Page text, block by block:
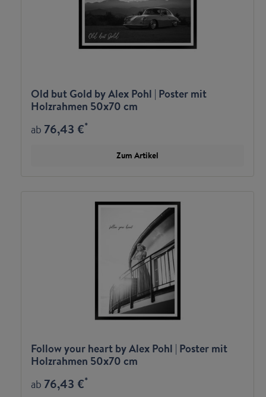
Old but Gold by Alex Pohl | Poster mit
Holzrahmen 50x70 cm
ab 76,43 €*
Zum Artikel
Follow your heart by Alex Pohl | Poster mit
Holzrahmen 50x70 cm
ab 76,43 €*